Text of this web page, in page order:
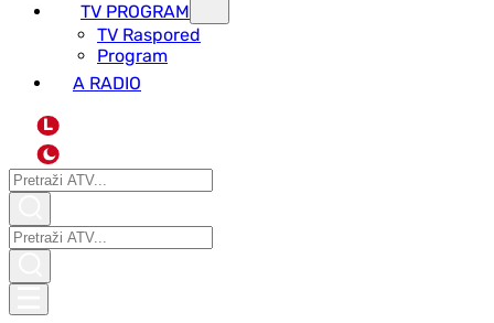
TV PROGRAM
ТV Raspored
Program
A RADIO
L